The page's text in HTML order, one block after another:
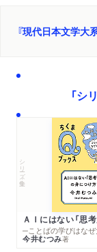
『現代日本文学
「シ
シリーズ・全集
─ことばの学びはなぜ
今井むつみ著